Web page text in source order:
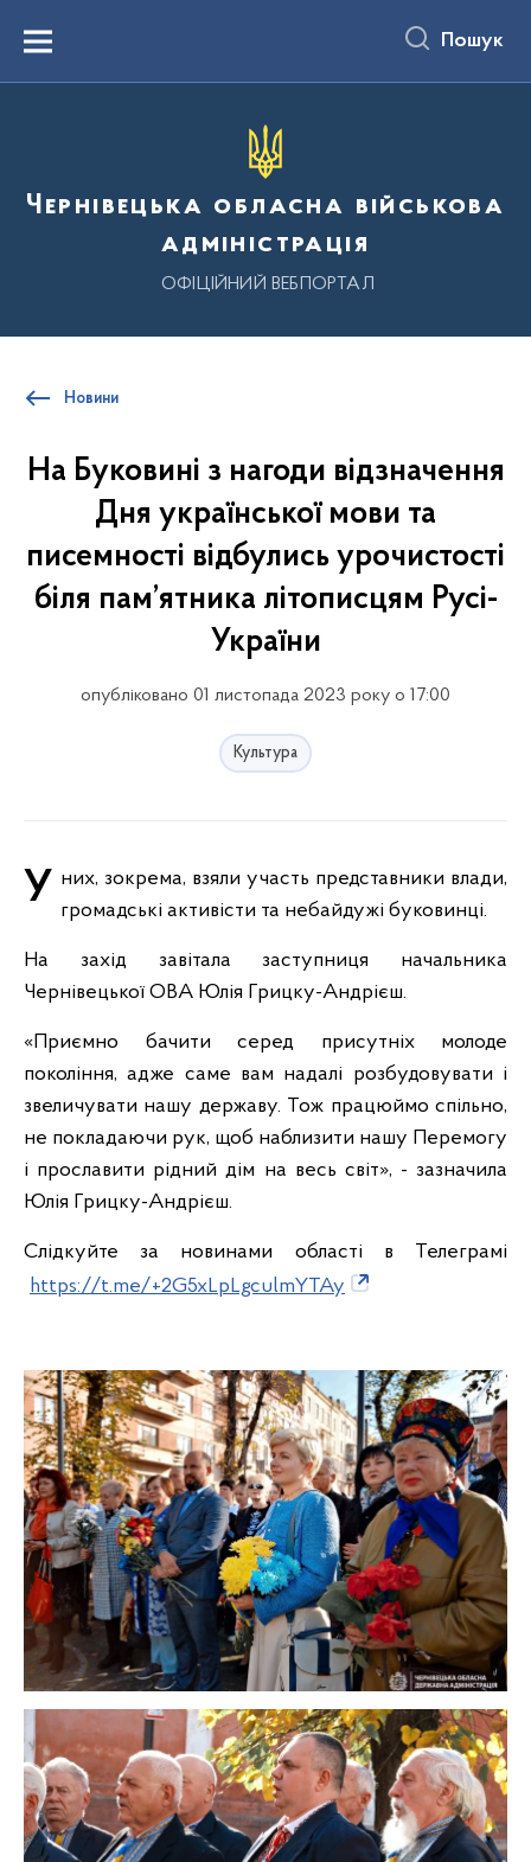
вмістуMenu Пошук
Чернівецька обласна військова
адміністрація
ОФІЦІЙНИЙ ВЕБПОРТАЛ
Новини
На Буковині з нагоди відзначення
Дня української мови та
писемності відбулись урочистості
біля пам’ятника літописцям Русі-
України
опубліковано 01 листопада 2023 року о 17:00
Культура
У них, зокрема, взяли участь представники влади, громадські активісти та небайдужі буковинці.
На захід завітала заступниця начальника
Чернівецької ОВА Юлія Грицку-Андрієш.
«Приємно бачити серед присутніх молоде
покоління, адже саме вам надалі розбудовувати і
звеличувати нашу державу. Тож працюймо спільно,
не покладаючи рук, щоб наблизити нашу Перемогу
і прославити рідний дім на весь світ», - зазначила
Юлія Грицку-Андрієш.
Слідкуйте за новинами області в Телеграмі
https://t.me/+2G5xLpLgculmYTAy